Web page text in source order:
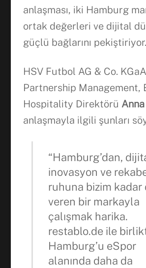
anlaşması, iki Hamburg
ortak değerleri ve dijital
güçlü bağlarını pekiştiriyor.
HSV Futbol AG & Co. KGaA
Partnership Management,
Hospitality Direktörü
anlaşmayla ilgili şunları
“Hamburg’dan,
inovasyon ve
ruhuna bizim kadar
veren bir markayla
çalışmak harika.
restablo.de ile
Hamburg’u eSpor
alanında daha da